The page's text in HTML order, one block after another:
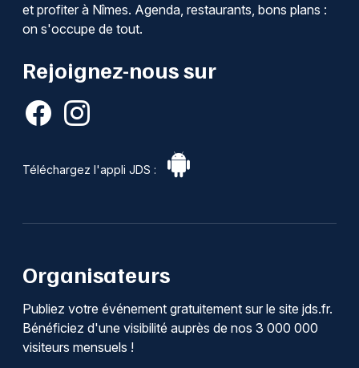
et profiter à Nîmes. Agenda, restaurants, bons plans :
on s'occupe de tout.
Rejoignez-nous sur
Téléchargez l'appli JDS :
Organisateurs
Publiez votre événement gratuitement sur le site jds.fr.
Bénéficiez d'une visibilité auprès de nos 3 000 000
visiteurs mensuels !